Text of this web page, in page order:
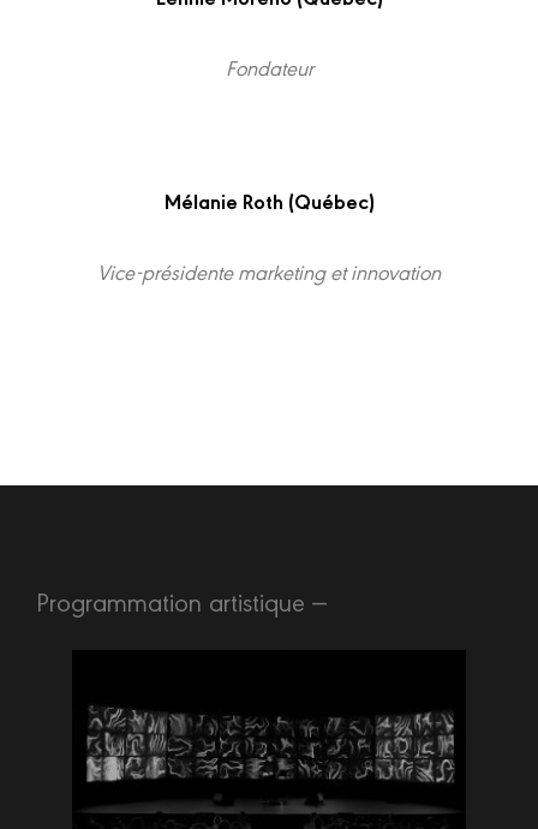
Fondateur
Mélanie Roth (Québec)
Vice-présidente marketing et innovation
Programmation artistique —